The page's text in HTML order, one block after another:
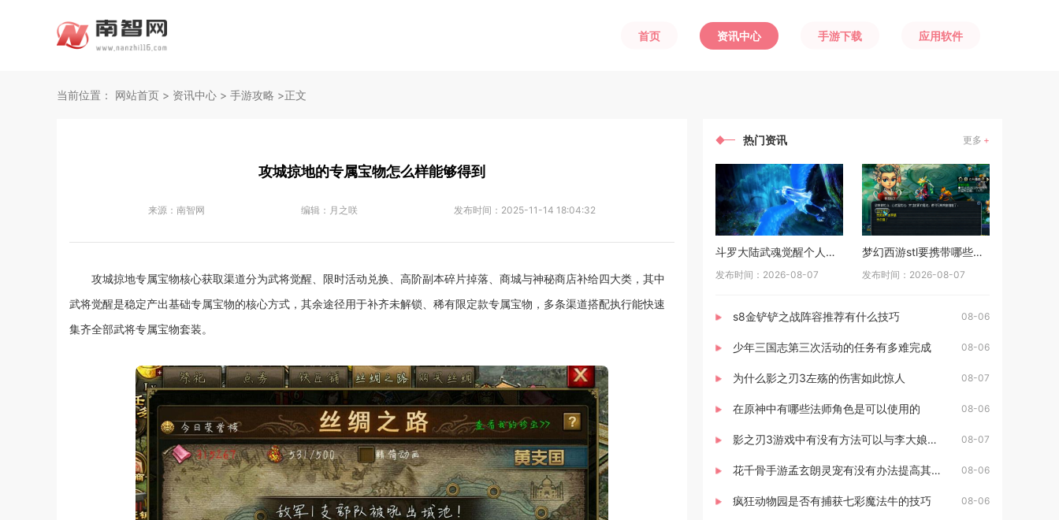
首页 资讯中心 手游下载 应用软件
当前位置： 网站首页 > 资讯中心 > 手游攻略 >正文
攻城掠地的专属宝物怎么样能够得到
来源： 南智网 编辑： 月之咲 发布时间： 2025-11-14 18:04:32
攻城掠地专属宝物核心获取渠道分为武将觉醒、限时活动兑换、高阶副本碎片掉落、商城与神秘商店补给四大类，其中
武将觉醒是稳定产出基础专属宝物的核心方式，其余途径用于补齐未解锁、稀有限定款专属宝物，多条渠道搭配执行能快速
集齐全部武将专属宝物套装。
热门资讯 更多
斗罗大陆武魂觉醒个人训练如何准备
发布时间：2026-08-07
梦幻西游stl要携带哪些物品
发布时间：2026-08-07
s8金铲铲之战阵容推荐有什么技巧 08-06
少年三国志第三次活动的任务有多难完成 08-06
为什么影之刃3左殇的伤害如此惊人 08-07
在原神中有哪些法师角色是可以使用的 08-06
影之刃3游戏中有没有方法可以与李大娘见面 08-07
花千骨手游孟玄朗灵宠有没有办法提高其出战的生存能力 08-06
疯狂动物园是否有捕获七彩魔法牛的技巧 08-06